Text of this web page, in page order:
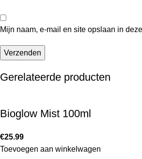
Mijn naam, e-mail en site opslaan in
Gerelateerde producten
Bioglow Mist 100ml
€25.99
Toevoegen aan winkelwagen